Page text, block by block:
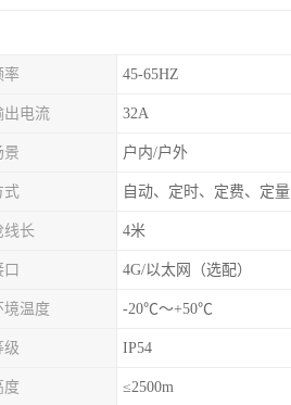
率 45-65HZ
出电流 32A
景 户内/户外
式 自动、定时、定费、定量
线长 4米
4G/以太网（选配）
境温度 -20℃～+50℃
级 IP54
度 ≤2500m